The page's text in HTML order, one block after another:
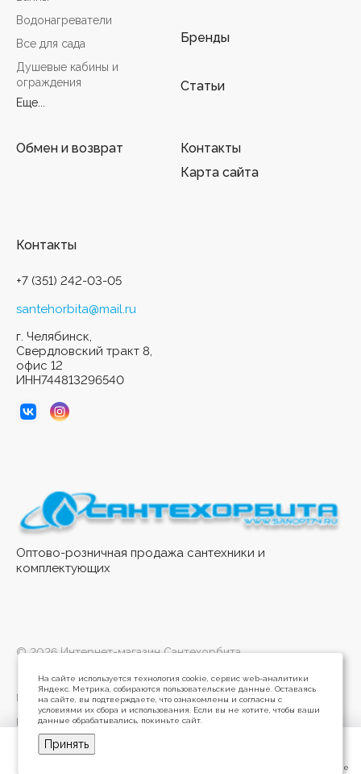
Сравнение
Сравнение
Оптово-розничная продажа сантехники и
комплектующих
Водонагреватели
Все для сада
Душевые кабины и
ограждения
Еще...
Бренды
Статьи
Обмен и возврат
Контакты
Карта сайта
Контакты
+7 (351) 242-03-05
santehorbita@mail.ru
г. Челябинск,
Свердловский тракт 8,
офис 12
ИНН744813296540
© 2026 Интернет-магазин Сантехорбита
Политика конфиденциальности
Разработано в
На сайте используется технология cookie, сервис web-аналитики
Яндекс. Метрика, собираются пользовательские данные. Оставаясь
на сайте, вы подтверждаете, что ознакомлены и согласны с
условиями их сбора и использования. Если вы не хотите, чтобы ваши
данные обрабатывались, покиньте сайт.
Принять